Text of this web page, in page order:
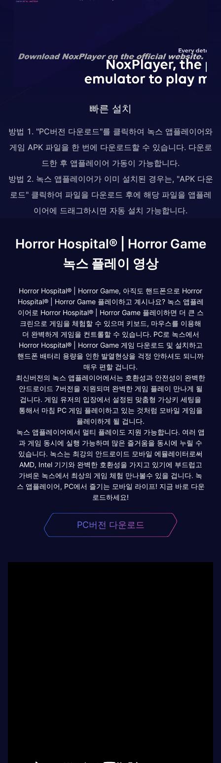
빠른 설치
방법 1. "PC버전 다운로드"를 클릭하여 녹스 앱플레이어와
게임 APK 파일을 한 번에 다운로드할 수 있습니다. 다운로
드한 후 앱플레이어 가동이 가능합니다.
방법 2. 녹스 앱플레이어가 이미 설치된 경우는, "APK 다운
로드" 클릭하여 파일을 다운로드 후에 해당 파일을 앱플레
이어에 드래그하시면 자동 설치 가능합니다.
Horror Hospital® | Horror Game
녹스 플레이 영상
Horror Hospital® | Horror Game, 아직도 핸드폰으로 Horror
Hospital® | Horror Game 플레이하고 계시나요? 녹스 앱플레
이어로 Horror Hospital® | Horror Game 플레이하면 더 큰 스
크린으로 게임을 체험할 수 있으며 키보드, 마우스를 이용해
더 완벽하게 게임을 컨트롤할 수 있습니다. PC로 녹스에서
Horror Hospital® | Horror Game 게임 다운로드 및 설치하고
핸드폰 배터리 용량을 인한 발열현상을 걱정 안하셔도 되니까
매우 편할 겁니다.
최신버전의 녹스 앱플레이어에서는 호환성과 안전성이 완벽한
안드로이드 7버전을 지원되며 완벽한 게임 플레이 만나게 될
겁니다. 게임 유저의 입장에서 설정된 맞춤형 가상키 세팅을
통해서 마침 PC 게임 플레이하고 있는 것처럼 모바일 게임을
플레이하게 될 겁니다.
녹스 앱플레이어에서 멀티 플레이도 지원 가능합니다. 여러 앱
과 게임 동시에 실행 가능하며 많은 즐거움을 동시에 누릴 수
있습니다. 녹스는 최강의 안드로이드 모바일 에뮬레이터로써
AMD, Intel 기기와 완벽한 호환성을 가지고 있기에 부드럽고
가벼운 녹스에서 최상의 게임 체험 만나볼수 있을 겁니다. 녹
스 앱플레이어, PC에서 즐기는 모바일 라이프! 지금 바로 다운
로드하세요!
PC버전 다운로드